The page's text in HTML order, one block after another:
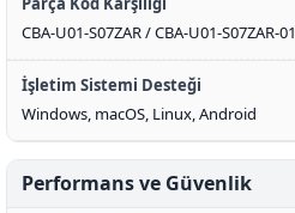
CBA-U01-S07ZAR / CBA-U01-S07ZAR-01
İşletim Sistemi Desteği
Windows, macOS, Linux, Android
Performans ve Güvenlik